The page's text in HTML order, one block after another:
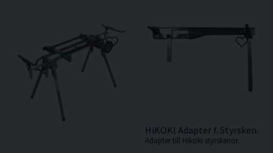
HiKOKI Adapter f. Styrskena
Adapter till Hikoki styrskenor.